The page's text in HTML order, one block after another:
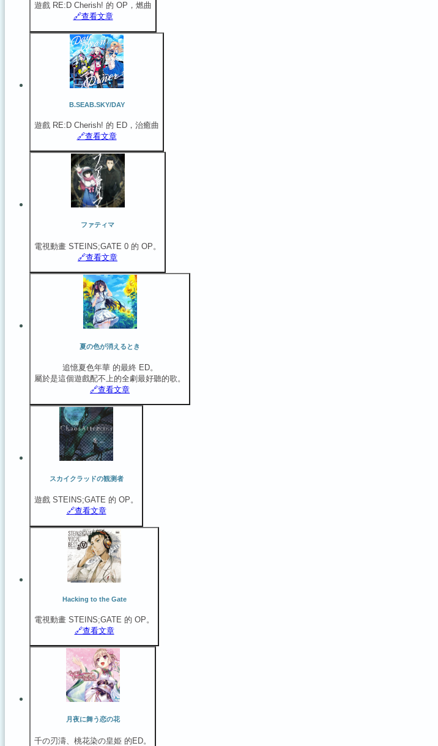
遊戲 RE:D Cherish! 的 OP，燃曲
🔗️查看文章
B.SEAB.SKY/DAY
遊戲 RE:D Cherish! 的 ED，治癒曲
🔗️查看文章
ファティマ
電視動畫 STEINS;GATE 0 的 OP。
🔗️查看文章
夏の色が消えるとき
追憶夏色年華 的最終 ED。
屬於是這個遊戲配不上的全劇最好聽的歌。
🔗️查看文章
スカイクラッドの観测者
遊戲 STEINS;GATE 的 OP。
🔗️查看文章
Hacking to the Gate
電視動畫 STEINS;GATE 的 OP。
🔗️查看文章
月夜に舞う恋の花
千の刃濤、桃花染の皇姫 的ED。